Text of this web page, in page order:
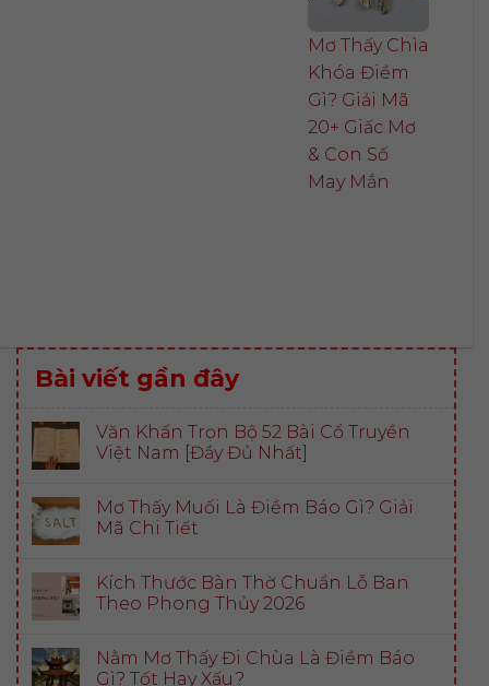
Mơ Thấy Chìa
Khóa Điềm
Gì? Giải Mã
20+ Giấc Mơ
& Con Số
May Mắn
Bài viết gần đây
Văn Khấn Trọn Bộ 52 Bài Cổ Truyền
Việt Nam [Đầy Đủ Nhất]
Mơ Thấy Muối Là Điềm Báo Gì? Giải
Mã Chi Tiết
Kích Thước Bàn Thờ Chuẩn Lỗ Ban
Theo Phong Thủy 2026
Nằm Mơ Thấy Đi Chùa Là Điềm Báo
Gì? Tốt Hay Xấu?